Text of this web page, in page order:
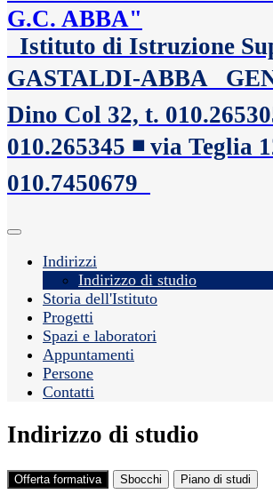
Istituto di Istruzione
GASTALDI-ABBA
Dino Col 32, t.
010.265345 ◾️ via Teglia
010.7450679
Indirizzi
Indirizzo di studio
Storia dell'Istituto
Progetti
Spazi e laboratori
Appuntamenti
Persone
Contatti
Indirizzo di studio
Offerta formativa Sbocchi Piano di studi